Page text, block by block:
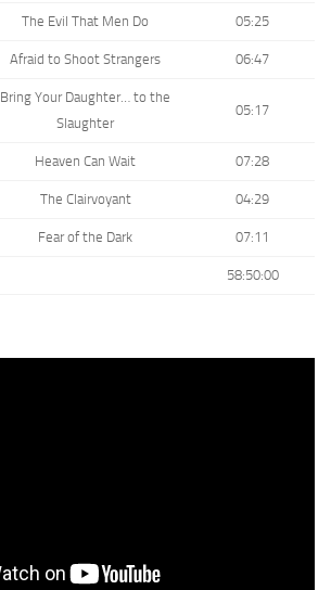
The Evil That Men Do 05:25
Afraid to Shoot Strangers 06:47
Bring Your Daughter… to the
Slaughter
05:17
Heaven Can Wait 07:28
The Clairvoyant 04:29
Fear of the Dark 07:11
58:50:00